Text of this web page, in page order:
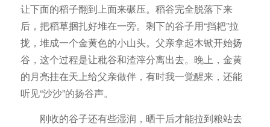
让下面的稻子翻到上面来碾压。稻谷完全脱落下来
后，把稻草捆扎好堆在一旁。剩下的谷子用“挡耙”拉
拢，堆成一个金黄色的小山头。父亲拿起木锨开始扬
谷，这个过程是让秕谷和渣滓分离出去。晚上，金黄
的月亮挂在天上给父亲做伴，有时我一觉醒来，还能
听见“沙沙”的扬谷声。
刚收的谷子还有些湿润，晒干后才能拉到粮站去